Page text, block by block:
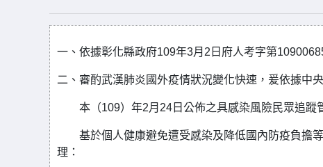
一、依據彰化縣政府109年3月2日府人考字第
二、審酌武漢肺炎國外疫情狀況變化快速，爰依據中
本（109）年2月24日公佈之具感染風險民眾追蹤
基於個人健康避免遭受感染及降低國內防疫負擔等
理：